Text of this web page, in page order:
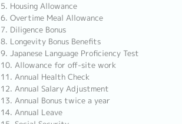
5. Housing Allowance
6. Overtime Meal Allowance
7. Diligence Bonus
8. Longevity Bonus Benefits
9. Japanese Language Proficiency Test
10. Allowance for off-site work
11. Annual Health Check
12. Annual Salary Adjustment
13. Annual Bonus twice a year
14. Annual Leave